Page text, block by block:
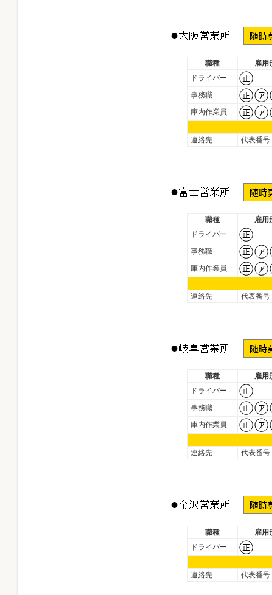
職種
雇用
ドライバー
事務職
庫内作業員
連絡先 代表番号
職種
雇用
ドライバー
事務職
庫内作業員
連絡先 代表番号
職種
雇用
ドライバー
事務職
庫内作業員
連絡先 代表番号
職種
雇用
ドライバー
連絡先 代表番号